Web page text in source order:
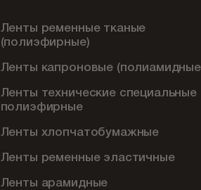
Ленты ременные тканые
(полиэфирные)
Ленты капроновые
Ленты технические специальные
полиэфирные
Ленты хлопчатобумажные
Ленты ременные эластичные
Ленты арамидные